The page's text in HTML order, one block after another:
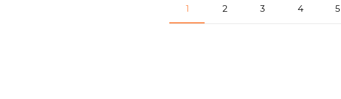
1 2 3 4 5